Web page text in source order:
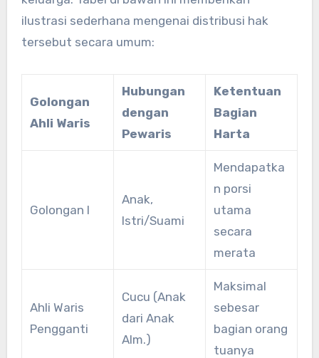
ilustrasi sederhana mengenai distribusi hak
tersebut secara umum:
Golongan
Ahli Waris
Hubungan
dengan
Pewaris
Ketentuan
Bagian
Harta
Golongan I
Anak,
Istri/Suami
Mendapatka
n porsi
utama
secara
merata
Ahli Waris
Pengganti
Cucu (Anak
dari Anak
Alm.)
Maksimal
sebesar
bagian orang
tuanya